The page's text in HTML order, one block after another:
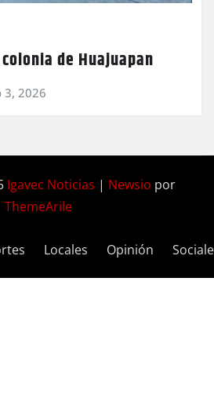
de Huajuapan
3, 2026
Igavec Noticias | Newsio por
ThemeArile
Locales Opinión